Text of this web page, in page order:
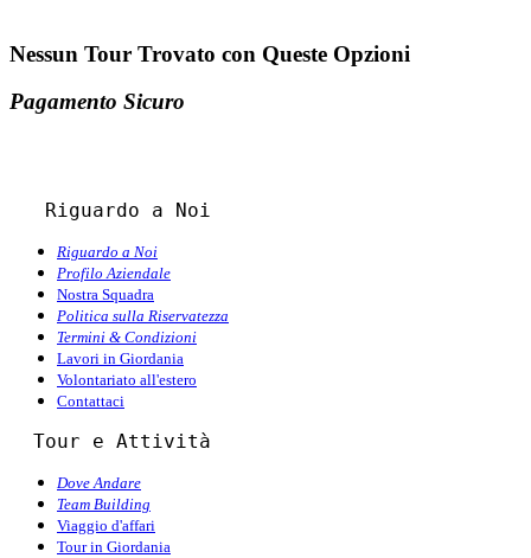
Nessun Tour Trovato con Queste Opzioni
Pagamento Sicuro
Riguardo a Noi
Riguardo a Noi
Profilo Aziendale
Nostra Squadra
Politica sulla Riservatezza
Termini & Condizioni
Lavori in Giordania
Volontariato all'estero
Contattaci
Tour e Attività
Dove Andare
Team Building
Viaggio d'affari
Tour in Giordania